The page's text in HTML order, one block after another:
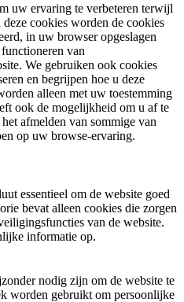
uw ervaring te verbeteren terwijl
cookies worden de cookies
in uw browser opgeslagen
van
We gebruiken ook cookies
en begrijpen hoe u deze
alleen met uw toestemming
ook de mogelijkheid om u af te
afmelden van sommige van
op uw browse-ervaring.
essentieel om de website goed
bevat alleen cookies die zorgen
van de website.
informatie op.
nodig zijn om de website te
worden gebruikt om persoonlijke